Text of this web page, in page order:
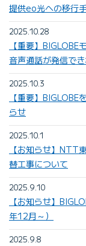
提供eo光への移行
2025.10.28
【重要】
音声通話が発信で
2025.10.3
【重要】
らせ
2025.10.1
【お知らせ】NTT
替工事について
2025.9.10
【お知らせ】
年12月～）
2025.9.8